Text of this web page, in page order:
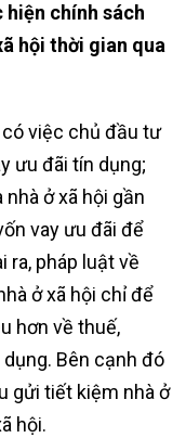
chính sách
hội thời gian qua
việc chủ đầu tư
ưu đãi tín dụng;
ở xã hội gần
vay ưu đãi để
ra, pháp luật về
ở xã hội chỉ để
hơn về thuế,
Bên cạnh đó
gửi tiết kiệm nhà ở
hội.